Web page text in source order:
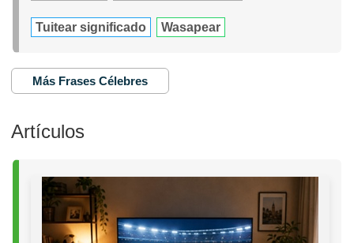
Tuitear significado Wasapear
Más Frases Célebres
Artículos